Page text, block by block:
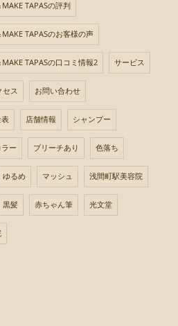
TAPASの評判
TAPASのお客様の声
TAPASの口コミ情報2 サービス
セス お問い合わせ
店舗情報 シャンプー
ー ブリーチあり 色落ち
ゆるめ マッシュ 浅間町駅美容院
黒髪 赤ちゃん筆 光文堂